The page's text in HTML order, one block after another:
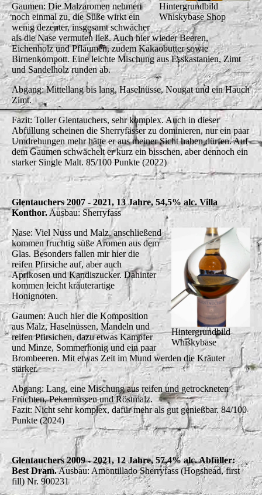
Hintergrundbild
Whiskybase Shop
Gaumen: Die Malzaromen nehmen
noch einmal zu, die Süße wirkt ein
wenig dezenter, insgesamt schwächer
als die Nase vermuten ließ. Auch hier wieder Beeren,
Eichenholz und Pflaumen, zudem Kakaobutter sowie
Birnenkompott. Eine leichte Mischung aus Esskastanien, Zimt
und Sandelholz runden ab.
Abgang: Mittellang bis lang, Haselnüsse, Nougat und ein Hauch
Zimt.
Fazit: Toller Glentauchers, sehr komplex. Auch in dieser
Abfüllung scheinen die Sherryfässer zu dominieren, nur ein paar
Umdrehungen mehr hätte er aus meiner Sicht haben dürfen. Auf
dem Gaumen schwächelt er kurz ein bisschen, aber dennoch ein
starker Single Malt. 85/100 Punkte (2022)
Glentauchers 2007 - 2021, 13 Jahre, 54,5% alc. Villa
Konthor. Ausbau: Sherryfass
Hintergrundbild
Whiskybase
Nase: Viel Nuss und Malz, anschließend
kommen fruchtig süße Aromen aus dem
Glas. Besonders fallen mir hier die
reifen Pfirsiche auf, aber auch
Aprikosen und Kandiszucker. Dahinter
kommen leicht kräuterartige
Honignoten.
Gaumen: Auch hier die Komposition
aus Malz, Haselnüssen, Mandeln und
reifen Pfirsichen, dazu etwas Kampfer
und Minze, Sommerhonig und ein paar
Brombeeren. Mit etwas Zeit im Mund werden die Kräuter
stärker.
Abgang: Lang, eine Mischung aus reifen und getrockneten
Früchten, Pekannüssen und Röstmalz.
Fazit: Nicht sehr komplex, dafür mehr als gut genießbar. 84/100
Punkte (2024)
Glentauchers 2009 - 2021, 12 Jahre, 57,4% alc. Abfüller:
Best Dram.Ausbau: Amontillado Sherryfass (Hogshead, first
fill) Nr. 900231